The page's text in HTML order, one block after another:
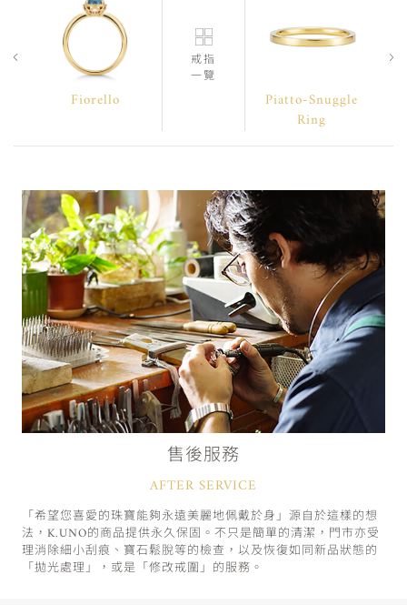
Fiorello
戒指
一覽
Piatto-Snuggle
Ring
售後服務
AFTER SERVICE
「希望您喜愛的珠寶能夠永遠美麗地佩戴於身」源自於這樣的想
法，K.UNO的商品提供永久保固。不只是簡單的清潔，門市亦受
理消除細小刮痕、寶石鬆脫等的檢查，以及恢復如同新品狀態的
「拋光處理」，或是「修改戒圍」的服務。